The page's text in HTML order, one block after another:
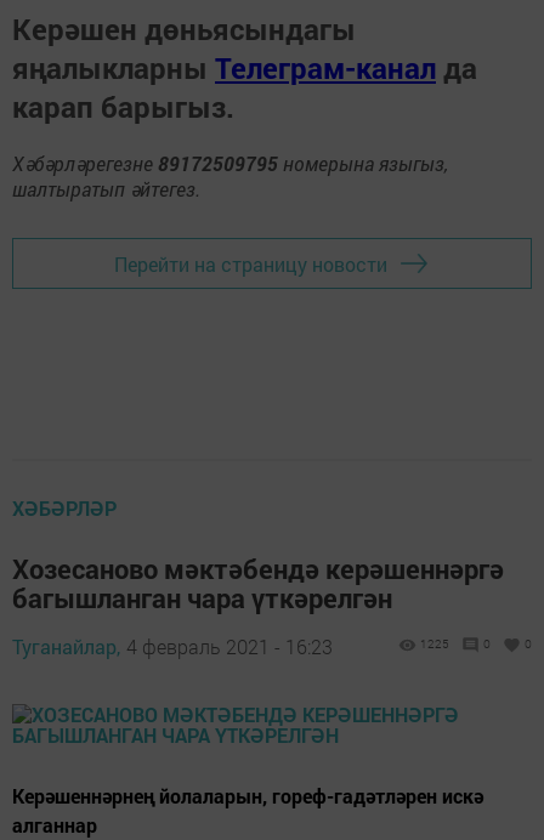
Керәшен дөньясындагы
яңалыкларны Телеграм-канал да
карап барыгыз.
Хәбәрләрегезне 89172509795 номерына языгыз,
шалтыратып әйтегез.
Перейти на страницу новости
ХӘБӘРЛӘР
Хозесаново мәктәбендә керәшеннәргә
багышланган чара үткәрелгән
Туганайлар, 4 февраль 2021 - 16:23 1225 0 0
Керәшеннәрнең йолаларын, гореф-гадәтләрен искә
алганнар